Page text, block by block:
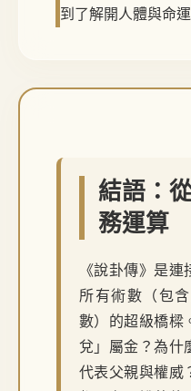
到了解開人體與命
結語：
務運算
《說卦傳》是
所有術數（包
數）的超級橋樑
兌」屬金？為什
代表父親與權威